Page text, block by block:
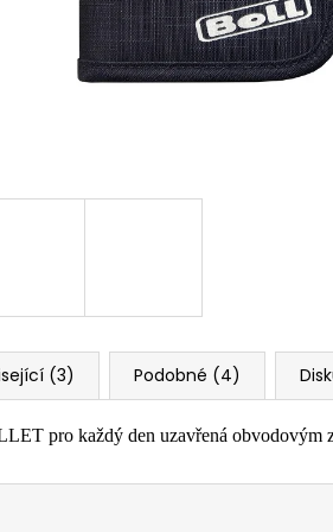
(3) Podobné (4)
pro každý den uzavřená obvodovým